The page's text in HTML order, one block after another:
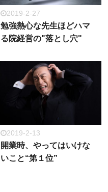
2019-2-27
勉強熱心な先生ほどハマ
る院経営の"落とし穴"
2019-2-13
開業時、やってはいけな
いこと“第１位”